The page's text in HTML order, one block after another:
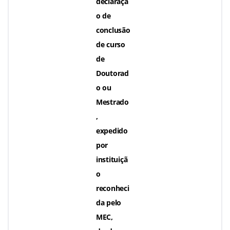
o de
conclusão
de curso
de
Doutorad
o ou
Mestrado
,
expedido
por
instituiçã
o
reconheci
da pelo
MEC,